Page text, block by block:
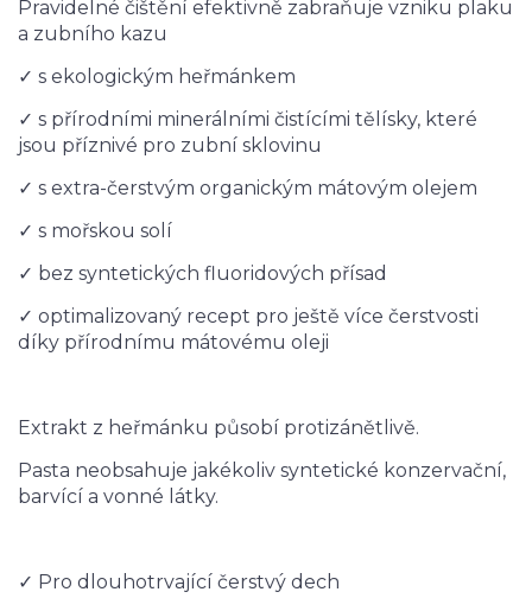
Pravidelné čištění efektivně zabraňuje vzniku plaku
a zubního kazu
✓ s ekologickým heřmánkem
✓ s přírodními minerálními čistícími tělísky, které
jsou příznivé pro zubní sklovinu
✓ s extra-čerstvým organickým mátovým olejem
✓ s mořskou solí
✓ bez syntetických fluoridových přísad
✓ optimalizovaný recept pro ještě více čerstvosti
díky přírodnímu mátovému oleji
Extrakt z heřmánku působí protizánětlivě.
Pasta neobsahuje jakékoliv syntetické konzervační,
barvící a vonné látky.
✓ Pro dlouhotrvající čerstvý dech